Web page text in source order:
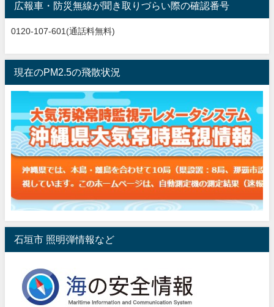
広報車・防災無線が聞き取りづらい際の確認番号
0120-107-601(通話料無料)
現在のPM2.5の飛散状況
石垣市 照明弾情報など